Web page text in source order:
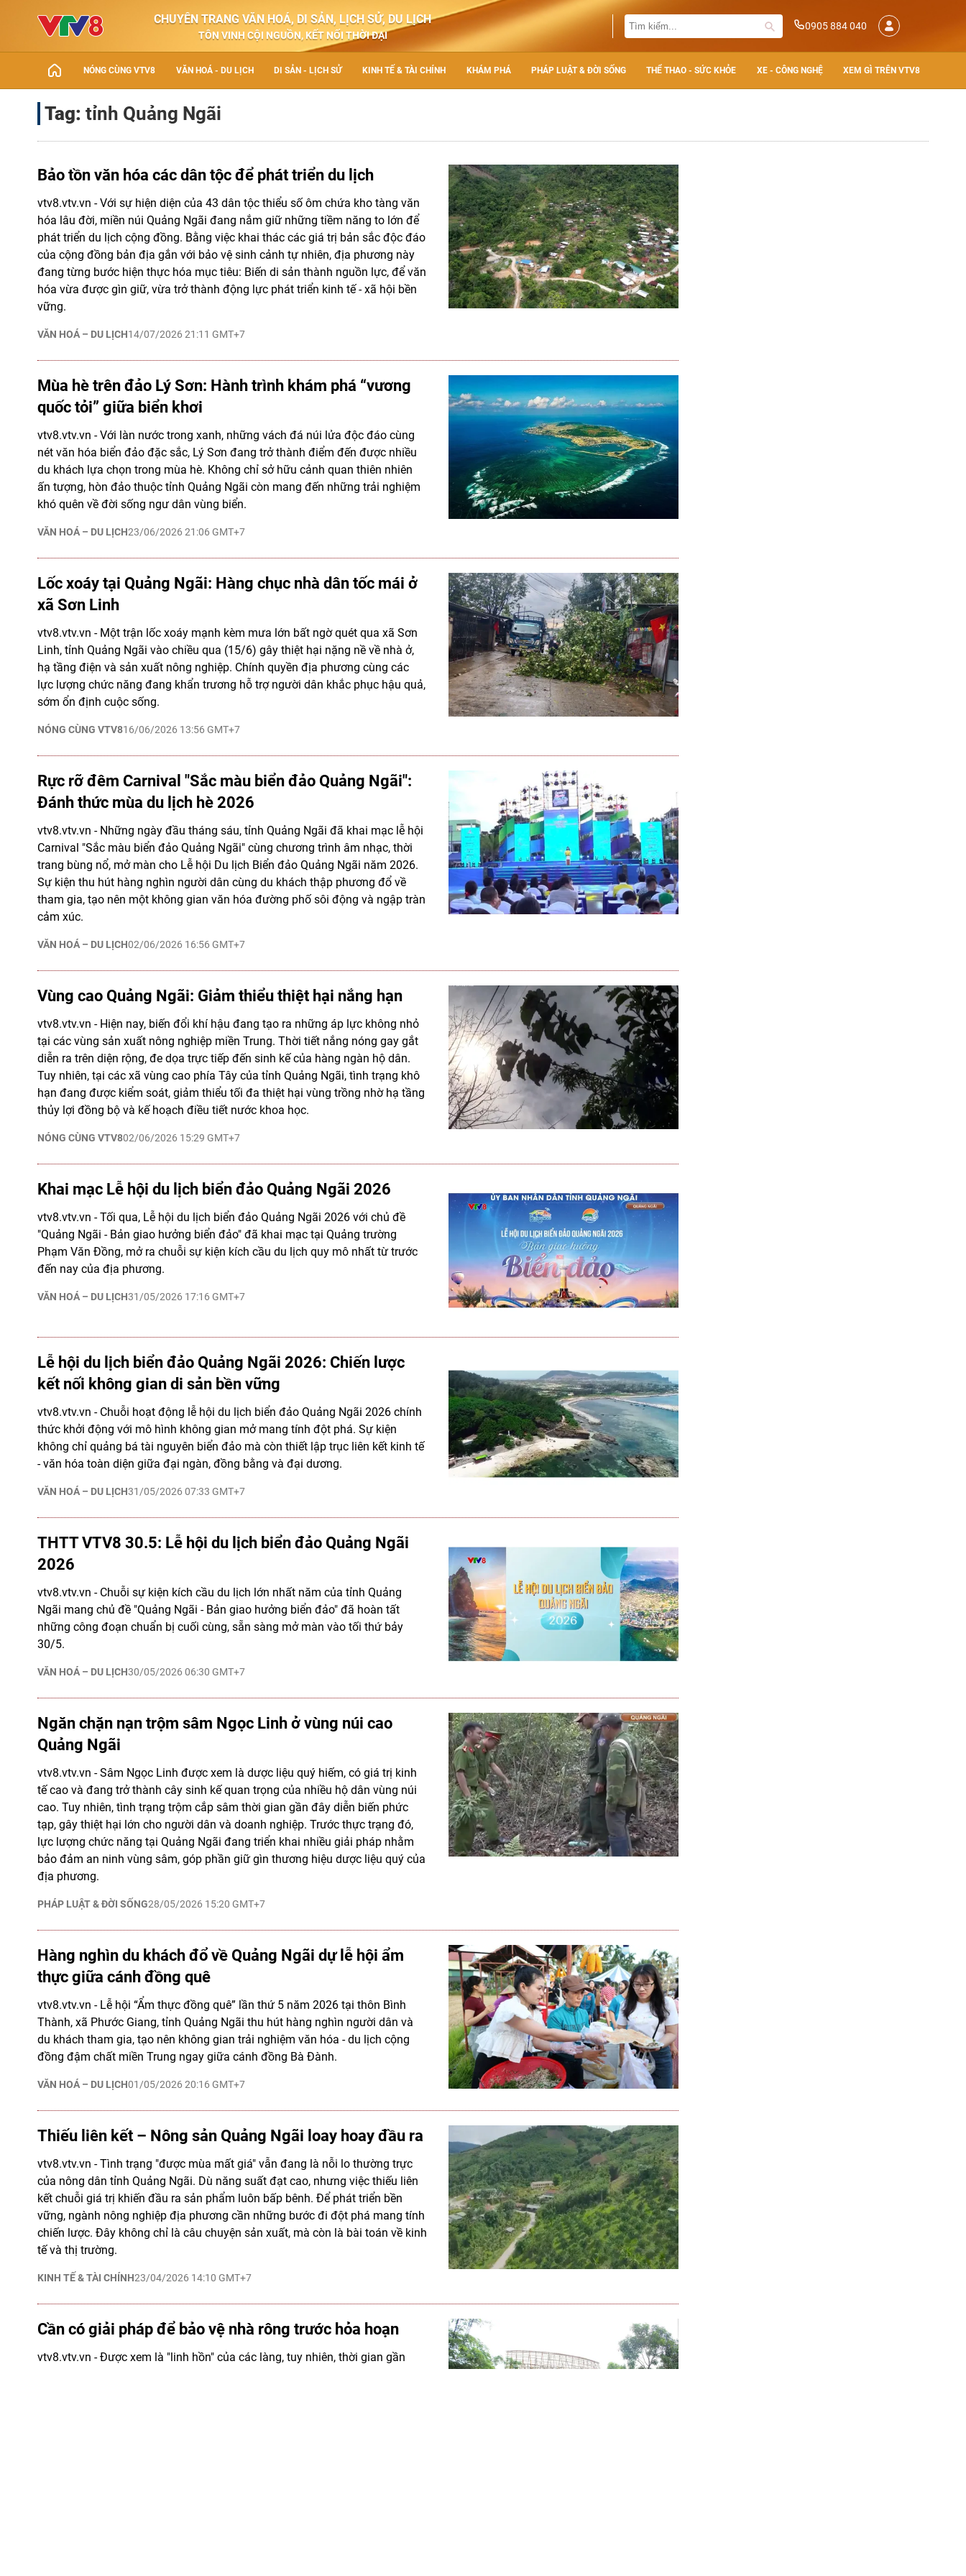
CHUYÊN TRANG VĂN HOÁ, DI SẢN, LỊCH SỬ, DU LỊCH
TÔN VINH CỘI NGUỒN, KẾT NỐI THỜI ĐẠI
0905 884 040
NÓNG CÙNG VTV8 VĂN HOÁ - DU LỊCH DI SẢN - LỊCH SỬ KINH TẾ & TÀI CHÍNH KHÁM PHÁ PHÁP LUẬT & ĐỜI SỐNG THỂ THAO - SỨC KHỎE XE - CÔNG NGHỆ XEM GÌ TRÊN VTV8
Tag: tỉnh Quảng Ngãi
Bảo tồn văn hóa các dân tộc để phát triển du lịch
VĂN HOÁ – DU LỊCH14/07/2026 21:11 GMT+7
vtv8.vtv.vn - Với sự hiện diện của 43 dân tộc thiểu số ôm chứa kho tàng văn
hóa lâu đời, miền núi Quảng Ngãi đang nắm giữ những tiềm năng to lớn để
phát triển du lịch cộng đồng. Bằng việc khai thác các giá trị bản sắc độc đáo
của cộng đồng bản địa gắn với bảo vệ sinh cảnh tự nhiên, địa phương này
đang từng bước hiện thực hóa mục tiêu: Biến di sản thành nguồn lực, để văn
hóa vừa được gìn giữ, vừa trở thành động lực phát triển kinh tế - xã hội bền
vững.
Mùa hè trên đảo Lý Sơn: Hành trình khám phá “vương
quốc tỏi” giữa biển khơi
VĂN HOÁ – DU LỊCH23/06/2026 21:06 GMT+7
vtv8.vtv.vn - Với làn nước trong xanh, những vách đá núi lửa độc đáo cùng
nét văn hóa biển đảo đặc sắc, Lý Sơn đang trở thành điểm đến được nhiều
du khách lựa chọn trong mùa hè. Không chỉ sở hữu cảnh quan thiên nhiên
ấn tượng, hòn đảo thuộc tỉnh Quảng Ngãi còn mang đến những trải nghiệm
khó quên về đời sống ngư dân vùng biển.
Lốc xoáy tại Quảng Ngãi: Hàng chục nhà dân tốc mái ở
xã Sơn Linh
NÓNG CÙNG VTV816/06/2026 13:56 GMT+7
vtv8.vtv.vn - Một trận lốc xoáy mạnh kèm mưa lớn bất ngờ quét qua xã Sơn
Linh, tỉnh Quảng Ngãi vào chiều qua (15/6) gây thiệt hại nặng nề về nhà ở,
hạ tầng điện và sản xuất nông nghiệp. Chính quyền địa phương cùng các
lực lượng chức năng đang khẩn trương hỗ trợ người dân khắc phục hậu quả,
sớm ổn định cuộc sống.
Rực rỡ đêm Carnival "Sắc màu biển đảo Quảng Ngãi":
Đánh thức mùa du lịch hè 2026
VĂN HOÁ – DU LỊCH02/06/2026 16:56 GMT+7
vtv8.vtv.vn - Những ngày đầu tháng sáu, tỉnh Quảng Ngãi đã khai mạc lễ hội
Carnival "Sắc màu biển đảo Quảng Ngãi" cùng chương trình âm nhạc, thời
trang bùng nổ, mở màn cho Lễ hội Du lịch Biển đảo Quảng Ngãi năm 2026.
Sự kiện thu hút hàng nghìn người dân cùng du khách thập phương đổ về
tham gia, tạo nên một không gian văn hóa đường phố sôi động và ngập tràn
cảm xúc.
Vùng cao Quảng Ngãi: Giảm thiểu thiệt hại nắng hạn
NÓNG CÙNG VTV802/06/2026 15:29 GMT+7
vtv8.vtv.vn - Hiện nay, biến đổi khí hậu đang tạo ra những áp lực không nhỏ
tại các vùng sản xuất nông nghiệp miền Trung. Thời tiết nắng nóng gay gắt
diễn ra trên diện rộng, đe dọa trực tiếp đến sinh kế của hàng ngàn hộ dân.
Tuy nhiên, tại các xã vùng cao phía Tây của tỉnh Quảng Ngãi, tình trạng khô
hạn đang được kiểm soát, giảm thiểu tối đa thiệt hại vùng trồng nhờ hạ tầng
thủy lợi đồng bộ và kế hoạch điều tiết nước khoa học.
Khai mạc Lễ hội du lịch biển đảo Quảng Ngãi 2026
VĂN HOÁ – DU LỊCH31/05/2026 17:16 GMT+7
vtv8.vtv.vn - Tối qua, Lễ hội du lịch biển đảo Quảng Ngãi 2026 với chủ đề
"Quảng Ngãi - Bản giao hưởng biển đảo" đã khai mạc tại Quảng trường
Phạm Văn Đồng, mở ra chuỗi sự kiện kích cầu du lịch quy mô nhất từ trước
đến nay của địa phương.
Lễ hội du lịch biển đảo Quảng Ngãi 2026: Chiến lược
kết nối không gian di sản bền vững
VĂN HOÁ – DU LỊCH31/05/2026 07:33 GMT+7
vtv8.vtv.vn - Chuỗi hoạt động lễ hội du lịch biển đảo Quảng Ngãi 2026 chính
thức khởi động với mô hình không gian mở mang tính đột phá. Sự kiện
không chỉ quảng bá tài nguyên biển đảo mà còn thiết lập trục liên kết kinh tế
- văn hóa toàn diện giữa đại ngàn, đồng bằng và đại dương.
THTT VTV8 30.5: Lễ hội du lịch biển đảo Quảng Ngãi
2026
VĂN HOÁ – DU LỊCH30/05/2026 06:30 GMT+7
vtv8.vtv.vn - Chuỗi sự kiện kích cầu du lịch lớn nhất năm của tỉnh Quảng
Ngãi mang chủ đề "Quảng Ngãi - Bản giao hưởng biển đảo" đã hoàn tất
những công đoạn chuẩn bị cuối cùng, sẵn sàng mở màn vào tối thứ bảy
30/5.
Ngăn chặn nạn trộm sâm Ngọc Linh ở vùng núi cao
Quảng Ngãi
PHÁP LUẬT & ĐỜI SỐNG28/05/2026 15:20 GMT+7
vtv8.vtv.vn - Sâm Ngọc Linh được xem là dược liệu quý hiếm, có giá trị kinh
tế cao và đang trở thành cây sinh kế quan trọng của nhiều hộ dân vùng núi
cao. Tuy nhiên, tình trạng trộm cắp sâm thời gian gần đây diễn biến phức
tạp, gây thiệt hại lớn cho người dân và doanh nghiệp. Trước thực trạng đó,
lực lượng chức năng tại Quảng Ngãi đang triển khai nhiều giải pháp nhằm
bảo đảm an ninh vùng sâm, góp phần giữ gìn thương hiệu dược liệu quý của
địa phương.
Hàng nghìn du khách đổ về Quảng Ngãi dự lễ hội ẩm
thực giữa cánh đồng quê
VĂN HOÁ – DU LỊCH01/05/2026 20:16 GMT+7
vtv8.vtv.vn - Lễ hội “Ẩm thực đồng quê” lần thứ 5 năm 2026 tại thôn Bình
Thành, xã Phước Giang, tỉnh Quảng Ngãi thu hút hàng nghìn người dân và
du khách tham gia, tạo nên không gian trải nghiệm văn hóa - du lịch cộng
đồng đậm chất miền Trung ngay giữa cánh đồng Bà Đành.
Thiếu liên kết – Nông sản Quảng Ngãi loay hoay đầu ra
KINH TẾ & TÀI CHÍNH23/04/2026 14:10 GMT+7
vtv8.vtv.vn - Tình trạng "được mùa mất giá" vẫn đang là nỗi lo thường trực
của nông dân tỉnh Quảng Ngãi. Dù năng suất đạt cao, nhưng việc thiếu liên
kết chuỗi giá trị khiến đầu ra sản phẩm luôn bấp bênh. Để phát triển bền
vững, ngành nông nghiệp địa phương cần những bước đi đột phá mang tính
chiến lược. Đây không chỉ là câu chuyện sản xuất, mà còn là bài toán về kinh
tế và thị trường.
Cần có giải pháp để bảo vệ nhà rông trước hỏa hoạn
vtv8.vtv.vn - Được xem là "linh hồn" của các làng, tuy nhiên, thời gian gần